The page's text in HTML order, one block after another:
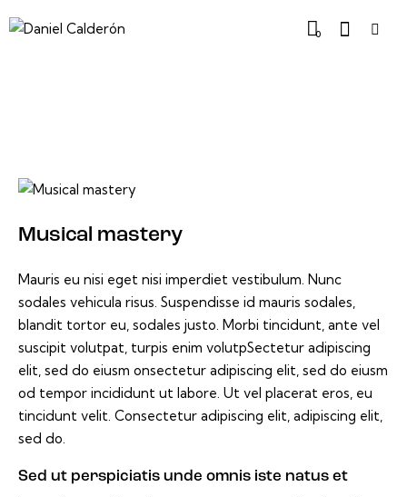
0
Musical mastery
Mauris eu nisi eget nisi imperdiet vestibulum. Nunc
sodales vehicula risus. Suspendisse id mauris sodales,
blandit tortor eu, sodales justo. Morbi tincidunt, ante vel
suscipit volutpat, turpis enim volutpSectetur adipiscing
elit, sed do eiusm onsectetur adipiscing elit, sed do eiusm
od tempor incididunt ut labore. Ut vel placerat eros, eu
tincidunt velit. Consectetur adipiscing elit, adipiscing elit,
sed do.
Sed ut perspiciatis unde omnis iste natus et